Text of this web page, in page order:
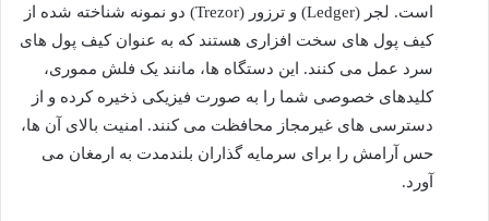
است. لجر (Ledger) و ترزور (Trezor) دو نمونه شناخته شده از
کیف پول های سخت افزاری هستند که به عنوان کیف پول های
سرد عمل می کنند. این دستگاه ها، مانند یک فلش مموری،
کلیدهای خصوصی شما را به صورت فیزیکی ذخیره کرده و از
دسترسی های غیرمجاز محافظت می کنند. امنیت بالای آن ها،
حس آرامش را برای سرمایه گذاران بلندمدت به ارمغان می
آورد.